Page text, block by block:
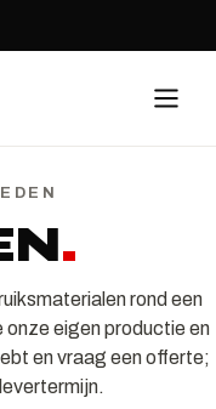
.
rond een
eigen productie en
en vraag een offerte;